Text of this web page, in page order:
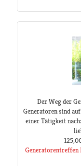
Der Weg der
Generatoren sind
einer Tätigkeit
Generatorentreffen